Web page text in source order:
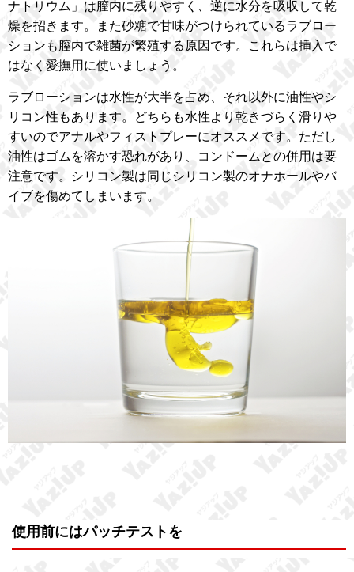
ナトリウム」は膣内に残りやすく、逆に水分を吸収して乾
燥を招きます。また砂糖で甘味がつけられているラブロー
ションも膣内で雑菌が繁殖する原因です。これらは挿入で
はなく愛撫用に使いましょう。
ラブローションは水性が大半を占め、それ以外に油性やシ
リコン性もあります。どちらも水性より乾きづらく滑りや
すいのでアナルやフィストプレーにオススメです。ただし
油性はゴムを溶かす恐れがあり、コンドームとの併用は要
注意です。シリコン製は同じシリコン製のオナホールやバ
イブを傷めてしまいます。
使用前にはパッチテストを